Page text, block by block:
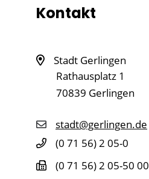
Kontakt
Stadt Gerlingen
Rathausplatz 1
70839 Gerlingen
stadt@gerlingen.de
(0 71 56) 2 05-0
(0 71 56) 2 05-50 00